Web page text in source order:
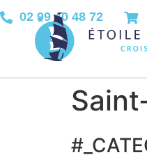
02 99 40 48 72